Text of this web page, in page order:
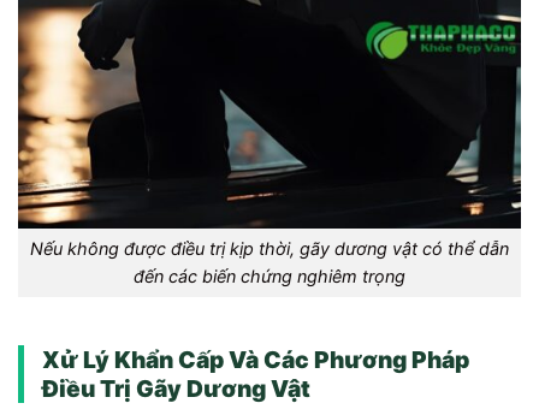
Nếu không được điều trị kịp thời, gãy dương vật có thể dẫn
đến các biến chứng nghiêm trọng
Xử Lý Khẩn Cấp Và Các Phương Pháp
Điều Trị Gãy Dương Vật